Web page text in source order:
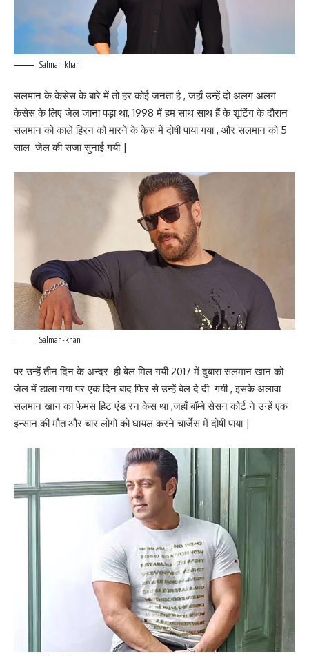
Salman khan
सलमान के केसेस के बारे में तो हर कोई जनता है , जहाँ उन्हें दो अलग अलग
केसेस के लिए जेल जाना पड़ा था, 1998 में हम साथ साथ हैं के शूटिंग के दौरान
सलमान को काले हिरन को मारने के केस में दोषी पाया गया , और सलमान को 5
साल जेल की सजा सुनाई गयी |
Salman-khan
पर उन्हें तीन दिन के अन्दर ही बेल मिल गयी 2017 में दुबारा सलमान खान को
जेल में डाला गया पर एक दिन बाद फिर से उन्हें बेल दे दी गयी , इसके अलावा
सलमान खान का फेमस हिट एंड रन केस था ,जहाँ बॉम्बे सेसन कोर्ट ने उन्हें एक
इन्सान की मौत और चार लोगो को घायल करने चार्जेस में दोषी पाया |